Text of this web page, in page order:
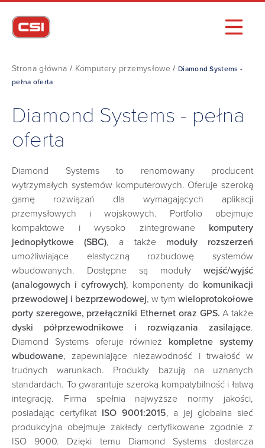
Strona główna / Komputery przemysłowe /Diamond Systems -
pełna oferta
Diamond Systems - pełna
oferta
Diamond Systems to renomowany producent
wytrzymałych systemów komputerowych. Oferuje szeroką
gamę rozwiązań dla wymagających aplikacji
przemysłowych i wojskowych. Portfolio obejmuje
kompaktowe i wysoko zintegrowane komputery
jednopłytkowe (SBC), a także moduły rozszerzeń
umożliwiające elastyczną rozbudowę systemów
wbudowanych. Dostępne są moduły wejść/wyjść
(analogowych i cyfrowych), komponenty do komunikacji
przewodowej i bezprzewodowej, w tym wieloprotokołowe
porty szeregowe, przełączniki Ethernet oraz GPS. A także
dyski półprzewodnikowe i rozwiązania zasilające.
Diamond Systems oferuje również kompletne systemy
wbudowane, zapewniające niezawodność i trwałość w
trudnych warunkach. Produkty bazują na uznanych
standardach. To gwarantuje szeroką kompatybilność i łatwą
integrację. Firma spełnia najwyższe normy jakości,
posiadając certyfikat ISO 9001:2015, a jej globalna sieć
produkcyjna obejmuje zakłady certyfikowane zgodnie z
ISO 9000. Dzięki temu Diamond Systems dostarcza